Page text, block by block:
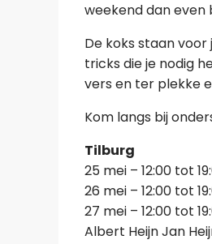
weekend dan even
De koks staan
tricks die je nodig
vers en ter plekke
Kom langs bij
Tilburg
25 mei – 12:00 tot
26 mei – 12:00 tot
27 mei – 12:00 tot
Albert Heijn Jan